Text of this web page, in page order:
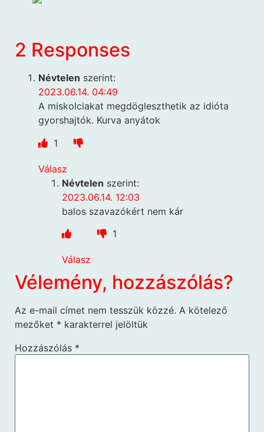
2 Responses
Névtelen szerint:
2023.06.14. 04:49
A miskolciakat megdögleszthetik az idióta
gyorshajtók. Kurva anyátok
1
Válasz
Névtelen szerint:
2023.06.14. 12:03
balos szavazókért nem kár
1
Válasz
Vélemény, hozzászólás?
Az e-mail címet nem tesszük közzé. A kötelező
mezőket * karakterrel jelöltük
Hozzászólás *